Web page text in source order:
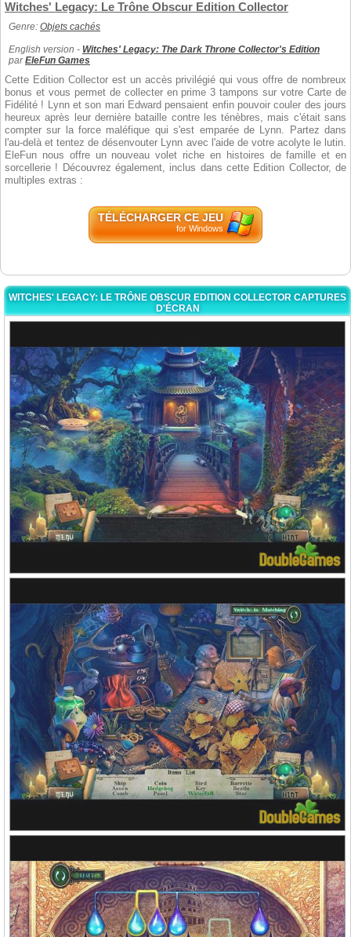
Witches' Legacy: Le Trône Obscur Edition Collector
Genre: Objets cachés
English version - Witches' Legacy: The Dark Throne Collector's Edition
parEleFun Games
Cette Edition Collector est un accès privilégié qui vous offre de nombreux
bonus et vous permet de collecter en prime 3 tampons sur votre Carte de
Fidélité ! Lynn et son mari Edward pensaient enfin pouvoir couler des jours
heureux après leur dernière bataille contre les ténèbres, mais c'était sans
compter sur la force maléfique qui s'est emparée de Lynn. Partez dans
l'au-delà et tentez de désenvouter Lynn avec l'aide de votre acolyte le lutin.
EleFun nous offre un nouveau volet riche en histoires de famille et en
sorcellerie ! Découvrez également, inclus dans cette Edition Collector, de
multiples extras :
TÉLÉCHARGER CE JEU
for Windows
WITCHES' LEGACY: LE TRÔNE OBSCUR EDITION COLLECTOR CAPTURES
D'ÉCRAN